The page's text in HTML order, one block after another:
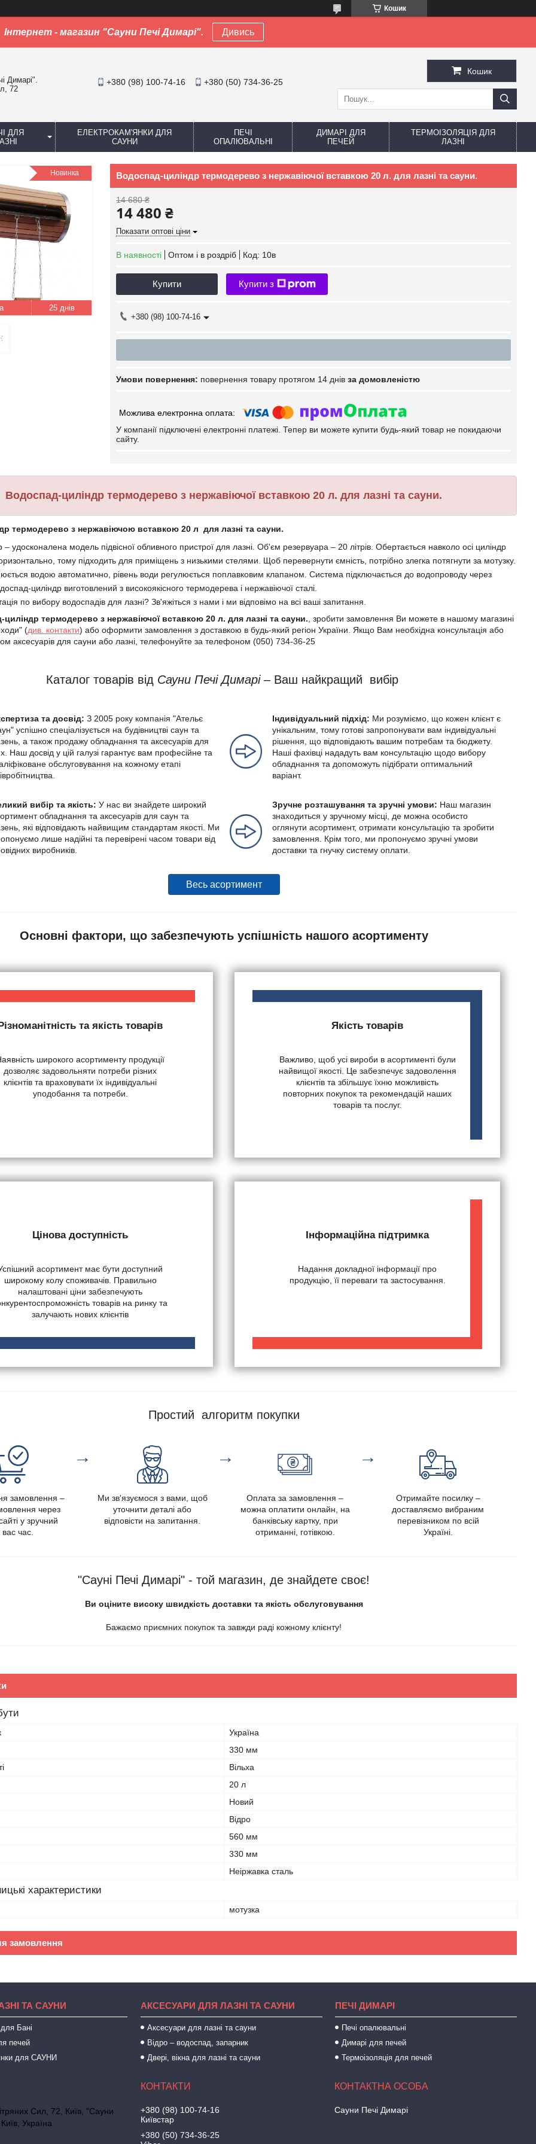
Кошик
Інтернет - магазин "Сауни Печі Димарі". Дивись
Димарі".
72
+380 (98) 100-74-16 +380 (50) 734-36-25
Кошик
ДЛЯ
ЕЛЕКТРОКАМ'ЯНКИ ДЛЯ
САУНИ
ПЕЧІ
ОПАЛЮВАЛЬНІ
ДИМАРІ ДЛЯ
ПЕЧЕЙ
ТЕРМОІЗОЛЯЦІЯ ДЛЯ
ЛАЗНІ
25 днів
Новинка Водоспад-циліндр термодерево з нержавіючої вставкою 20 л. для лазні та сауни.
14 680 ₴
14 480 ₴
Показати оптові ціни
В наявності Оптом і в роздріб Код: 10в
Купити Купити з
+380 (98) 100-74-16
повернення товару протягом 14 днів за домовленістю
У компанії підключені електронні платежі. Тепер ви можете купити будь-який товар не покидаючи
сайту.
Водоспад-циліндр термодерево з нержавіючої вставкою 20 л. для лазні та сауни.
термодерево з нержавіючою вставкою 20 л для лазні та сауни.
удосконалена модель підвісної обливного пристрої для лазні. Об'єм резервуара – 20 літрів. Обертається навколо осі циліндр
тому підходить для приміщень з низькими стелями. Щоб перевернути ємність, потрібно злегка потягнути за мотузку.
водою автоматично, рівень води регулюється поплавковим клапаном. Система підключається до водопроводу через
циліндр виготовлений з високоякісного термодерева і нержавіючої сталі.
по вибору водоспадів для лазні? Зв'яжіться з нами і ми відповімо на всі ваші запитання.
циліндр термодерево з нержавіючої вставкою 20 л. для лазні та сауни., зробити замовлення Ви можете в нашому магазині
(див. контакти) або оформити замовлення з доставкою в будь-який регіон України. Якщо Вам необхідна консультація або
аксесуарів для сауни або лазні, телефонуйте за телефоном (050) 734-36-25
Каталог товарів від Сауни Печі Димарі– Ваш найкращий вибір
та досвід: З 2005 року компанія "Ательє
успішно спеціалізується на будівництві саун та
а також продажу обладнання та аксесуарів для
Наш досвід у цій галузі гарантує вам професійне та
обслуговування на кожному етапі
вибір та якість: У нас ви знайдете широкий
обладнання та аксесуарів для саун та
які відповідають найвищим стандартам якості. Ми
лише надійні та перевірені часом товари від
виробників.
Індивідуальний підхід: Ми розуміємо, що кожен клієнт є
унікальним, тому готові запропонувати вам індивідуальні
рішення, що відповідають вашим потребам та бюджету.
Наші фахівці нададуть вам консультацію щодо вибору
обладнання та допоможуть підібрати оптимальний
варіант.
Зручне розташування та зручні умови: Наш магазин
знаходиться у зручному місці, де можна особисто
оглянути асортимент, отримати консультацію та зробити
замовлення. Крім того, ми пропонуємо зручні умови
доставки та гнучку систему оплати.
Весь асортимент
Основні фактори, що забезпечують успішність нашого асортименту
та якість товарів
широкого асортименту продукції
дозволяє задовольняти потреби різних
клієнтів та враховувати їх індивідуальні
уподобання та потреби.
Якість товарів
Важливо, щоб усі вироби в асортименті були
найвищої якості. Це забезпечує задоволення
клієнтів та збільшує їхню можливість
повторних покупок та рекомендацій наших
товарів та послуг.
Цінова доступність
асортимент має бути доступний
широкому колу споживачів. Правильно
налаштовані ціни забезпечують
товарів на ринку та
залучають нових клієнтів
Інформаційна підтримка
Надання докладної інформації про
продукцію, її переваги та застосування.
Простий алгоритм покупки
замовлення –
через
у зручний
час.
→
Ми зв'язуємося з вами, щоб
уточнити деталі або
відповісти на запитання.
→
Оплата за замовлення –
можна оплатити онлайн, на
банківську картку, при
отриманні, готівкою.
→
Отримайте посилку –
доставляємо вибраним
перевізником по всій
Україні.
"Сауні Печі Димарі" - той магазин, де знайдете своє!
Ви оціните високу швидкість доставки та якість обслуговування
Бажаємо приємних покупок та завжди раді кожному клієнту!
Україна
330 мм
Вільха
20 л
Новий
Відро
560 мм
330 мм
Неіржавка сталь
характеристики
мотузка
замовлення
ТА САУНИ
Бані
печей
для САУНИ
АКСЕСУАРИ ДЛЯ ЛАЗНІ ТА САУНИ
Аксесуари для лазні та сауни
Відро – водоспад, запарник
Двері, вікна для лазні та сауни
ПЕЧІ ДИМАРІ
Печі опалювальні
Димарі для печей
Термоізоляція для печей
Сил, 72, Київ, "Сауни
Україна
+380 (98) 100-74-16
Київстар
+380 (50) 734-36-25
Сауни Печі Димарі